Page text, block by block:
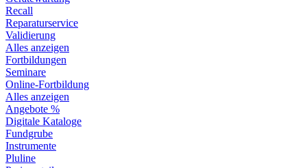
Recall
Reparaturservice
Validierung
Alles anzeigen
Fortbildungen
Seminare
Online-Fortbildung
Alles anzeigen
Angebote %
Digitale Kataloge
Fundgrube
Instrumente
Pluline